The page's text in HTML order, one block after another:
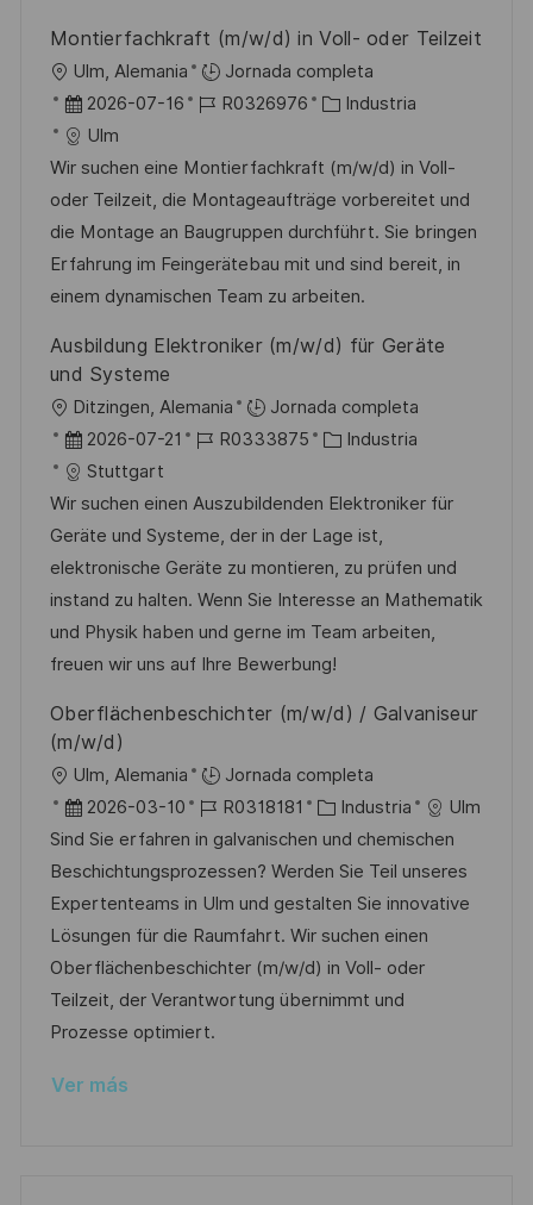
b
l
i
c
a
c
i
ó
n
o
Montierfachkraft (m/w/d) in Voll- oder Teilzeit
U
b
c
a
c
i
ó
Ulm, Alemania
Jornada completa
F
e
c
h
a
d
e
u
i
c
2026-07-16
I
d
e
e
m
p
e
R0326976
C
t
e
g
o
r
a
Industria
Ulm
Wir suchen eine Montierfachkraft (m/w/d) in Voll-
oder Teilzeit, die Montageaufträge vorbereitet und
die Montage an Baugruppen durchführt. Sie bringen
Erfahrung im Feingerätebau mit und sind bereit, in
einem dynamischen Team zu arbeiten.
Ausbildung Elektroniker (m/w/d) für Geräte
und Systeme
U
b
c
a
c
i
ó
n
Ditzingen, Alemania
Jornada completa
F
e
c
h
a
d
e
p
b
c
2026-07-21
I
d
e
e
m
p
l
o
R0333875
C
t
e
g
o
r
í
Industria
Stuttgart
Wir suchen einen Auszubildenden Elektroniker für
Geräte und Systeme, der in der Lage ist,
elektronische Geräte zu montieren, zu prüfen und
instand zu halten. Wenn Sie Interesse an Mathematik
und Physik haben und gerne im Team arbeiten,
freuen wir uns auf Ihre Bewerbung!
Oberflächenbeschichter (m/w/d) / Galvaniseur
(m/w/d)
U
b
i
c
a
c
i
ó
n
Ulm, Alemania
Jornada completa
F
e
c
h
a
d
e
p
b
2026-03-10
I
D
d
e
e
m
p
l
R0318181
C
a
t
e
g
o
r
Industria
Ulm
Sind Sie erfahren in galvanischen und chemischen
Beschichtungsprozessen? Werden Sie Teil unseres
Expertenteams in Ulm und gestalten Sie innovative
Lösungen für die Raumfahrt. Wir suchen einen
Oberflächenbeschichter (m/w/d) in Voll- oder
Teilzeit, der Verantwortung übernimmt und
Prozesse optimiert.
Ver más